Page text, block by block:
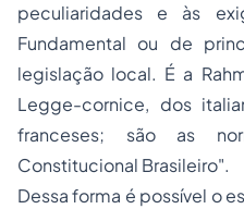
peculiaridades e às
Fundamental ou de
legislação local. É a
Legge-cornice, dos
franceses; são as
Constitucional Brasileiro".
Dessa forma é possível o